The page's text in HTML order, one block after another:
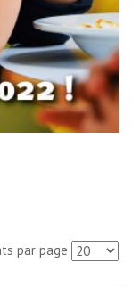
par page